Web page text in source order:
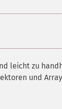
leicht zu
und